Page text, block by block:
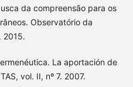
da compreensão para os
Observatório da
2015.
La aportación de
vol. II, nº 7. 2007.